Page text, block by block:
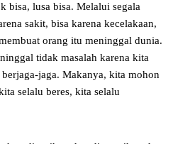
bisa, lusa bisa. Melalui segala
sakit, bisa karena kecelakaan,
orang itu meninggal dunia.
tidak masalah karena kita
jaga. Makanya, kita mohon
selalu beres, kita selalu